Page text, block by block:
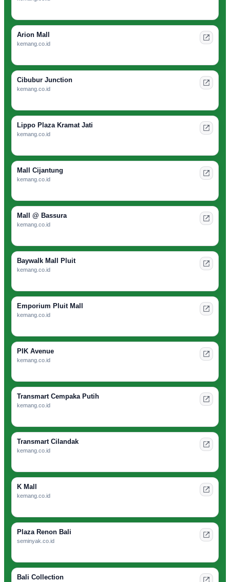
Arion Mall
kemang.co.id
Cibubur Junction
kemang.co.id
Lippo Plaza Kramat Jati
kemang.co.id
Mall Cijantung
kemang.co.id
Mall @ Bassura
kemang.co.id
Baywalk Mall Pluit
kemang.co.id
Emporium Pluit Mall
kemang.co.id
PIK Avenue
kemang.co.id
Transmart Cempaka Putih
kemang.co.id
Transmart Cilandak
kemang.co.id
K Mall
kemang.co.id
Plaza Renon Bali
seminyak.co.id
Bali Collection